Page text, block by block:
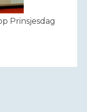
Prinsjesdag